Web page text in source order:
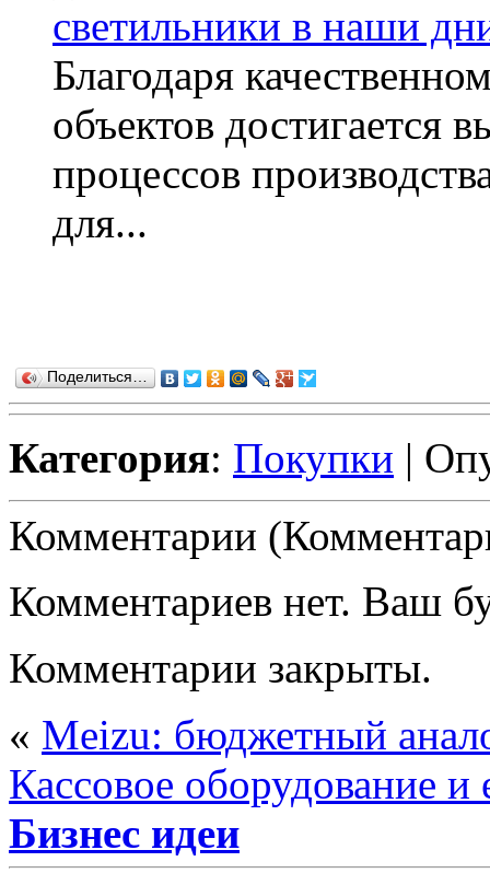
светильники в наши
Благодаря
объектов достигается
процессов
для...
Поделиться…
Категория: Покупки |
Комментарии
Комментариев нет. Ваш
Комментарии закрыты.
« Meizu: бюджетный
Кассовое оборудование и
Бизнес идеи